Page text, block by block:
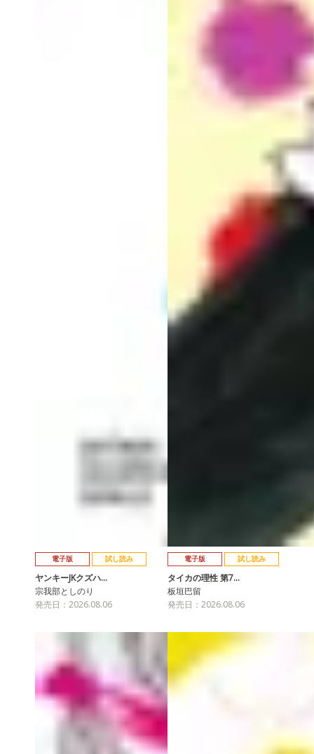
電子版 試し読み
ヤンキーJKクズハ…
宗我部としのり
発売日：2026.08.06
電子版 試し読み
タイカの理性 第7…
板垣巴留
発売日：2026.08.06